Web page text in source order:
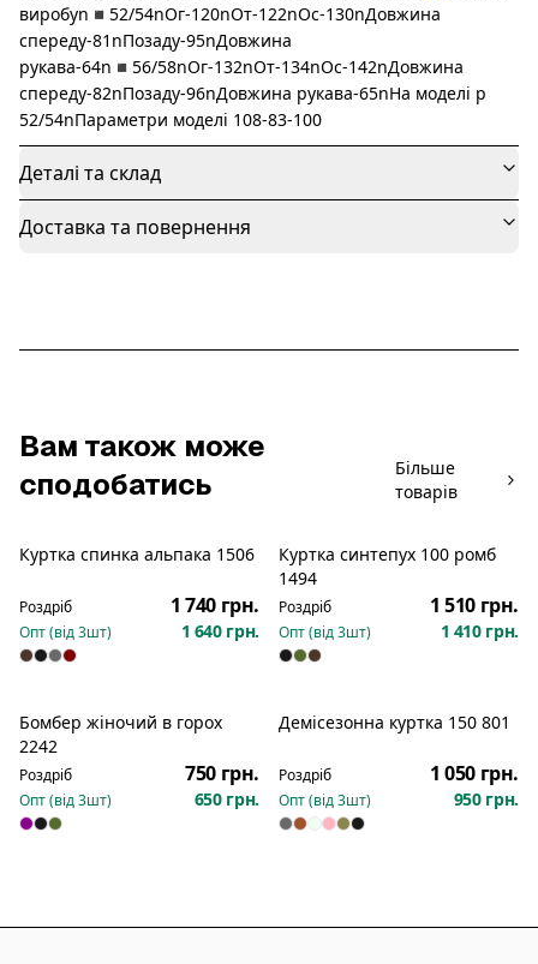
виробуn◾️52/54nОг-120nОт-122nОс-130nДовжина
спереду-81nПозаду-95nДовжина
рукава-64n◾️56/58nОг-132nОт-134nОс-142nДовжина
спереду-82nПозаду-96nДовжина рукава-65nНа моделі р
52/54nПараметри моделі 108-83-100
Деталі та склад
Доставка та повернення
Вам також може
сподобатись
Більше
товарів
Куртка спинка альпака 1506
Роздріб 1 740 грн.
Опт (від3шт) 1 640 грн.
Новинка
Куртка синтепух 100 ромб
1494
Роздріб 1 510 грн.
Опт (від3шт) 1 410 грн.
Новинка
Бомбер жіночий в горох
2242
Роздріб 750 грн.
Опт (від3шт) 650 грн.
Демісезонна куртка 150 801
Роздріб 1 050 грн.
Опт (від3шт) 950 грн.